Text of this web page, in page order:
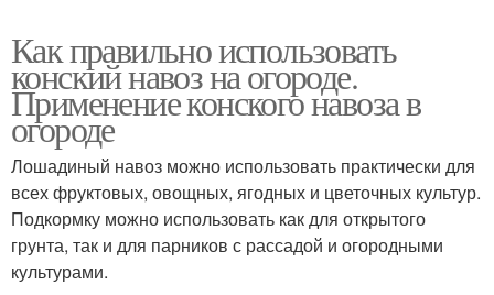
Как правильно использовать
конский навоз на огороде.
Применение конского навоза в
огороде
Лошадиный навоз можно использовать практически для
всех фруктовых, овощных, ягодных и цветочных культур.
Подкормку можно использовать как для открытого
грунта, так и для парников с рассадой и огородными
культурами.